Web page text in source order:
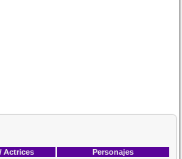
Actrices Personajes